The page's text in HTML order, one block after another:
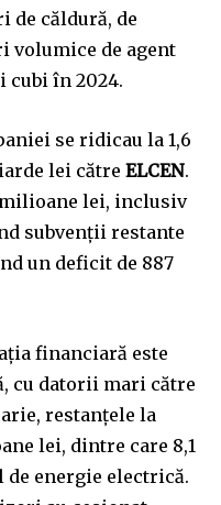
de căldură, de
volumice de agent
cubi în 2024.
se ridicau la 1,6
lei către ELCEN.
milioane lei, inclusiv
subvenții restante
un deficit de 887
financiară este
cu datorii mari către
restanțele la
lei, dintre care 8,1
energie electrică.